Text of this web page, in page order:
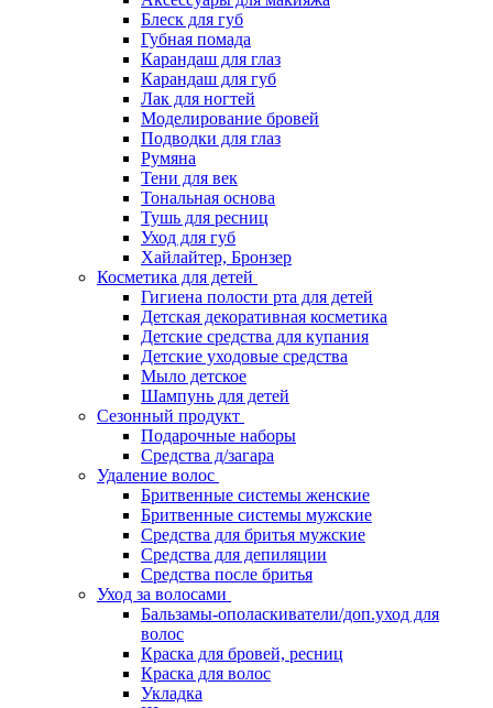
Блеск для губ
Губная помада
Карандаш для глаз
Карандаш для губ
Лак для ногтей
Моделирование бровей
Подводки для глаз
Румяна
Тени для век
Тональная основа
Тушь для ресниц
Уход для губ
Хайлайтер, Бронзер
Косметика для детей
Гигиена полости рта для детей
Детская декоративная косметика
Детские средства для купания
Детские уходовые средства
Мыло детское
Шампунь для детей
Сезонный продукт
Подарочные наборы
Средства д/загара
Удаление волос
Бритвенные системы женские
Бритвенные системы мужские
Средства для бритья мужские
Средства для депиляции
Средства после бритья
Уход за волосами
Бальзамы-ополаскиватели/доп.уход для
волос
Краска для бровей, ресниц
Краска для волос
Укладка